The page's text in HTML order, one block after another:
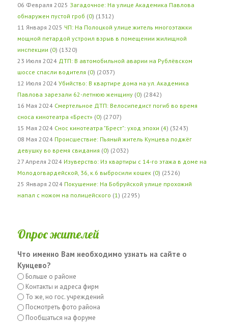
06 Февраля 2025 Загадочное: На улице Академика Павлова
обнаружен пустой гроб (0) (1312)
11 Января 2025 ЧП: На Полоцкой улице житель многоэтажки
мощной петардой устроил взрыв в помещении жилищной
инспекции (0) (1320)
23 Июля 2024 ДТП: В автомобильной аварии на Рублёвском
шоссе спасли водителя (0) (2037)
12 Июля 2024 Убийство: В квартире дома на ул. Академика
Павлова зарезали 62-летнюю женщину (0) (2842)
16 Мая 2024 Смертельное ДТП: Велосипедист погиб во время
сноса кинотеатра «Брест» (0) (2707)
15 Мая 2024 Снос кинотеатра "Брест": уход эпохи (4) (3243)
08 Мая 2024 Происшествие: Пьяный житель Кунцева поджёг
девушку во время свидания (0) (2032)
27 Апреля 2024 Изуверство: Из квартиры с 14-го этажа в доме на
Молодогвардейской, 36, к.6 выбросили кошек (0) (2526)
25 Января 2024 Покушение: На Бобруйской улице прохожий
напал с ножом на полицейского (1 ) (2295)
Опрос жителей
Что именно Вам необходимо узнать на сайте о
Кунцево?
Больше о районе
Контакты и адреса фирм
То же, но гос. учреждений
Посмотреть фото района
Пообщаться на форуме